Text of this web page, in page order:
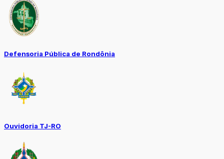
Defensoria Pública de Rondônia
Ouvidoria TJ-RO